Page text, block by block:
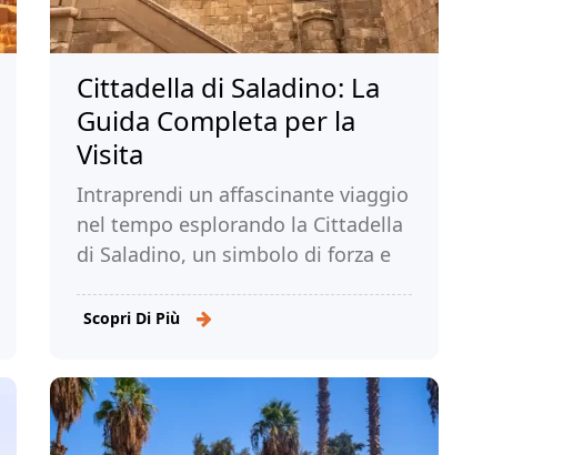
Cittadella di Saladino: La
Guida Completa per la
Visita
Intraprendi un affascinante viaggio
nel tempo esplorando la Cittadella
di Saladino, un simbolo di forza e
viaggiatori per secoli. Leggi di più!
Scopri Di Più